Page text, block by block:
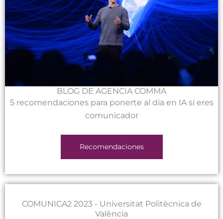
BLOG DE AGENCIA COMMA
5 recomendaciones para ponerte al día en IA si eres
comunicador
Recomendaciones
COMUNICA2 2023 - Universitat Politècnica de
València